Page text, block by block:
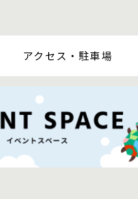
アクセス ・駐車場